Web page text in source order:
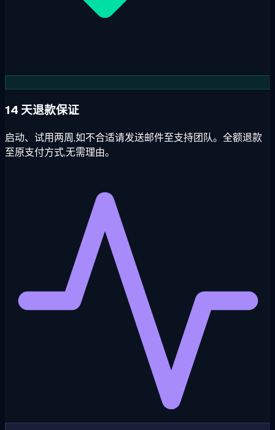
14 天退款保证
启动、试用两周,如不合适请发送邮件至支持团队。全额退款
至原支付方式,无需理由。